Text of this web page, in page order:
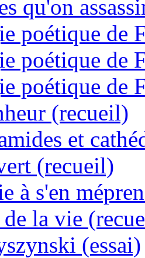
qu'on
poétique de
poétique de
poétique de
(recueil)
et
(recueil)
à s'en
la vie
(essai)